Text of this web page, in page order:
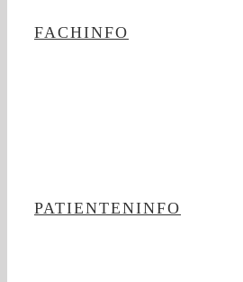
FACHINFO
PATIENTENINFO